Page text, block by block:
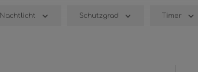
Nachtlicht Schutzgrad Timer